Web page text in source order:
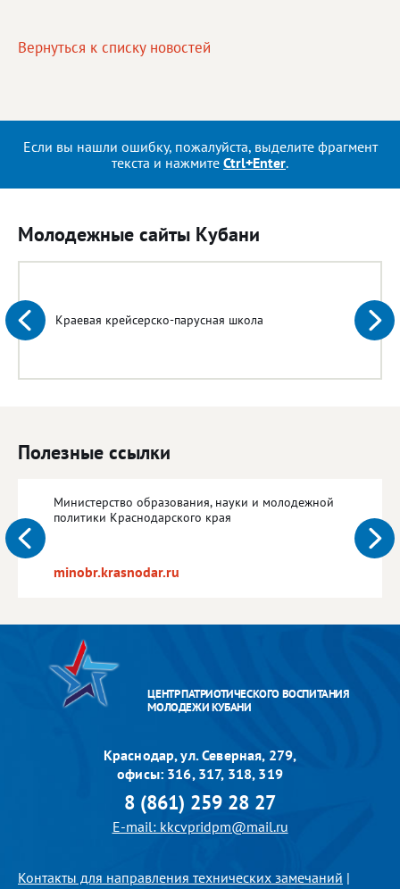
Вернуться к списку новостей
Если вы нашли ошибку, пожалуйста, выделите фрагмент
текста и нажмите Ctrl+Enter.
Молодежные сайты Кубани
Краевая крейсерско-парусная школа
Полезные ссылки
Министерство образования, науки и молодежной
политики Краснодарского края
minobr.krasnodar.ru
ЦЕНТР ПАТРИОТИЧЕСКОГО ВОСПИТАНИЯ
МОЛОДЕЖИ КУБАНИ
Краснодар, ул. Северная, 279,
офисы: 316, 317, 318, 319
8 (861) 259 28 27
E-mail: kkcvpridpm@mail.ru
Контакты для направления технических замечаний |